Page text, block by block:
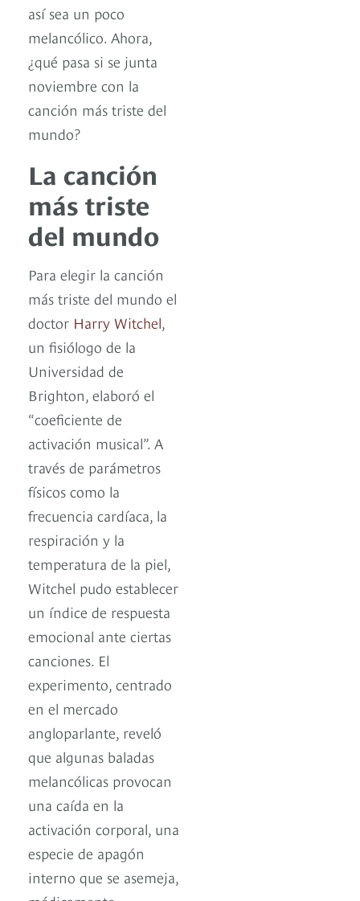
así sea un poco
melancólico. Ahora,
¿qué pasa si se junta
noviembre con la
canción más triste del
mundo?
La canción
más triste
del mundo
Para elegir la canción
más triste del mundo el
doctor Harry Witchel,
un fisiólogo de la
Universidad de
Brighton, elaboró el
“coeficiente de
activación musical”. A
través de parámetros
físicos como la
frecuencia cardíaca, la
respiración y la
temperatura de la piel,
Witchel pudo establecer
un índice de respuesta
emocional ante ciertas
canciones. El
experimento, centrado
en el mercado
angloparlante, reveló
que algunas baladas
melancólicas provocan
una caída en la
activación corporal, una
especie de apagón
interno que se asemeja,